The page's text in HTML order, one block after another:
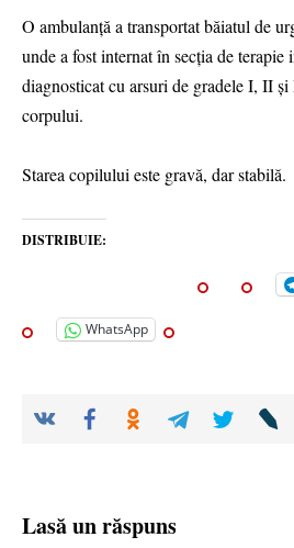
O ambulanță a transportat băiatul de
unde a fost internat în secția de
diagnosticat cu arsuri de gradele I, II
corpului.
Starea copilului este gravă, dar stabilă.
DISTRIBUIE:
WhatsApp
Lasă un răspuns